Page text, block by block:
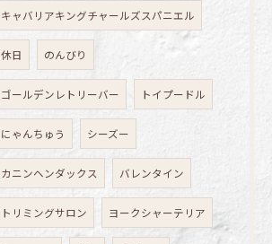
キャバリアキングチャールズスパニエル
休日 のんびり
ゴールデンレトリーバー トイプードル
にゃんちゅう シーズー
カニンヘンダックス バレンタイン
トリミングサロン ヨークシャーテリア